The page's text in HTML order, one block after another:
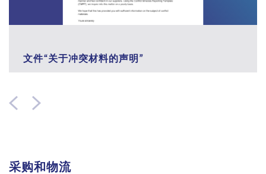
文件“关于冲突材料的声明”
采购和物流